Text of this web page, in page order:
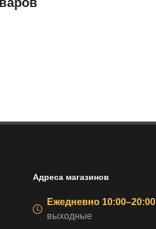
Адреса магазинов
Ежедневно 10:00–20:00
выходные